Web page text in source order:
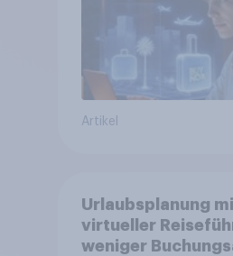
Artikel
Urlaubsplanung
virtueller
weniger